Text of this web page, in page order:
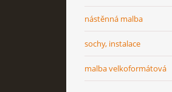
nástěnná malba
sochy, instalace
malba velkoformátová